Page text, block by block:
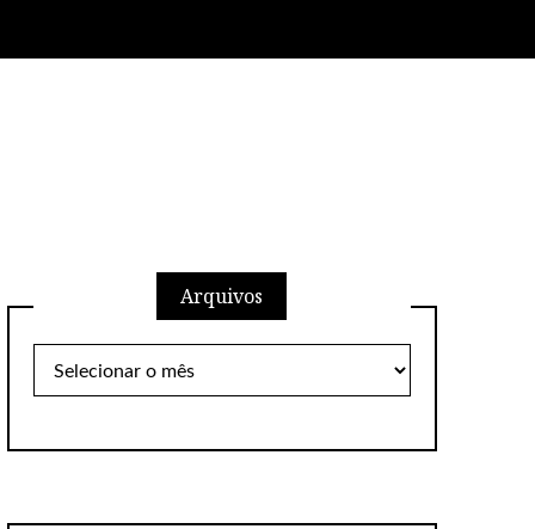
Arquivos
Arquivos